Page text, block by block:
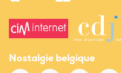
Nostalgie belgique